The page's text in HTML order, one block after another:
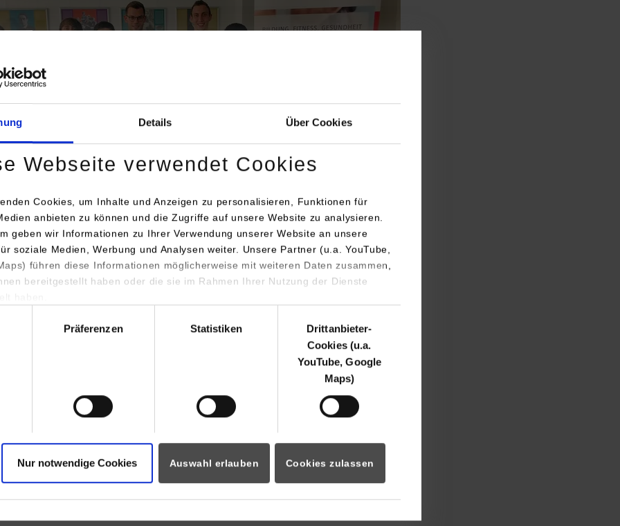
Details Über Cookies
Webseite verwendet Cookies
Cookies, um Inhalte und Anzeigen zu personalisieren, Funktionen für
anbieten zu können und die Zugriffe auf unsere Website zu analysieren.
geben wir Informationen zu Ihrer Verwendung unserer Website an unsere
soziale Medien, Werbung und Analysen weiter. Unsere Partner (u.a. YouTube,
führen diese Informationen möglicherweise mit weiteren Daten zusammen,
bereitgestellt haben oder die sie im Rahmen Ihrer Nutzung der Dienste
Präferenzen Statistiken
Drittanbieter-
Cookies (u.a.
YouTube, Google
Maps)
Nur notwendige Cookies Auswahl erlauben Cookies zulassen
einen Großteil ihres Alltags sitzend - sei es in Vorlesungen, beim Lernen oder
Empirische Studien zeigen aber, dass körperliche Inaktivität sowie
mit einem erhöhten Gesundheitsrisiko einhergehen. Auch durch
am Abend können lange ununterbrochene Sitzzeiten nicht vollständig
Ebenfalls wissenschaftlich belegt ist, dass Unterbrechungen der Sitzzeiten durch
soll der Förderung der Konzentrationsfähigkeit, der Verbesserung des Lern- und
dienen. Nach intensiver Recherche und kreativer Ideensuche entwickelte die
mit Warnhinweisen und einer konkreten Übung. Durch dieses
sollen die Studierenden dazu animiert werden, die langen Sitzzeiten
zu unterbrechen und sich zu bewegen.